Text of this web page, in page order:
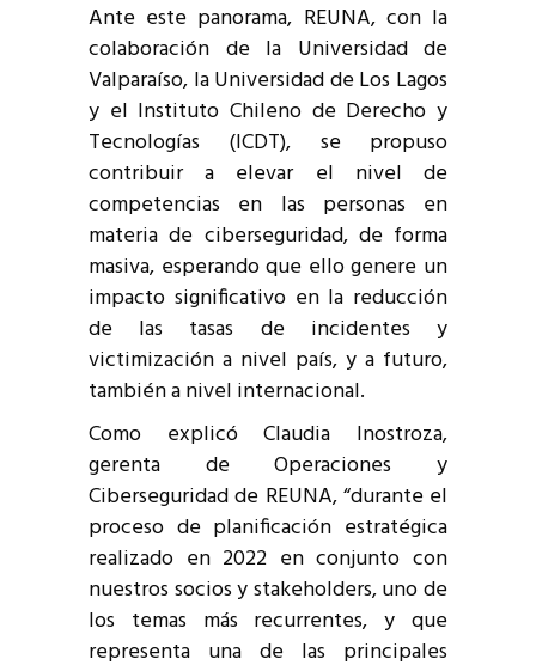
Ante este panorama, REUNA, con la
colaboración de la Universidad de
Valparaíso, la Universidad de Los Lagos
y el Instituto Chileno de Derecho y
Tecnologías (ICDT), se propuso
contribuir a elevar el nivel de
competencias en las personas en
materia de ciberseguridad, de forma
masiva, esperando que ello genere un
impacto significativo en la reducción
de las tasas de incidentes y
victimización a nivel país, y a futuro,
también a nivel internacional.
Como explicó Claudia Inostroza,
gerenta de Operaciones y
Ciberseguridad de REUNA, “durante el
proceso de planificación estratégica
realizado en 2022 en conjunto con
nuestros socios y stakeholders, uno de
los temas más recurrentes, y que
representa una de las principales